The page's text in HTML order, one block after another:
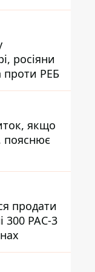
вирок
росіяни
проти РЕБ
якщо
пояснює
продати
300 PAC-3